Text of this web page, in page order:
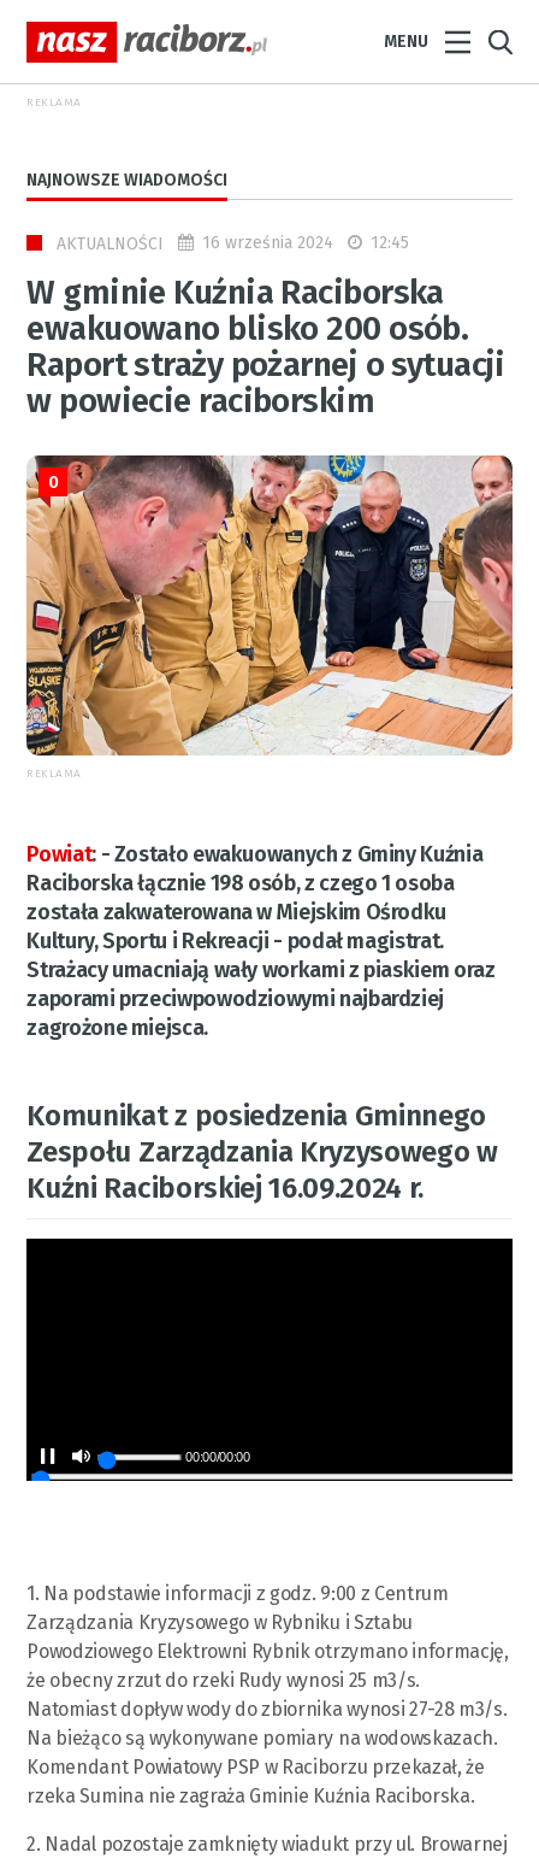
MENU
REKLAMA
NAJNOWSZE WIADOMOŚCI
AKTUALNOŚCI 16 września 2024 12:45
W gminie Kuźnia Raciborska
ewakuowano blisko 200 osób.
Raport straży pożarnej o sytuacji
w powiecie raciborskim
0
REKLAMA
Powiat: - Zostało ewakuowanych z Gminy Kuźnia
Raciborska łącznie 198 osób, z czego 1 osoba
została zakwaterowana w Miejskim Ośrodku
Kultury, Sportu i Rekreacji - podał magistrat.
Strażacy umacniają wały workami z piaskiem oraz
zaporami przeciwpowodziowymi najbardziej
zagrożone miejsca.
Komunikat z posiedzenia Gminnego
Zespołu Zarządzania Kryzysowego w
Kuźni Raciborskiej 16.09.2024 r.
00:00/00:00
1. Na podstawie informacji z godz. 9:00 z Centrum
Zarządzania Kryzysowego w Rybniku i Sztabu
Powodziowego Elektrowni Rybnik otrzymano informację,
że obecny zrzut do rzeki Rudy wynosi 25 m3/s.
Natomiast dopływ wody do zbiornika wynosi 27-28 m3/s.
Na bieżąco są wykonywane pomiary na wodowskazach.
Komendant Powiatowy PSP w Raciborzu przekazał, że
rzeka Sumina nie zagraża Gminie Kuźnia Raciborska.
2. Nadal pozostaje zamknięty wiadukt przy ul. Browarnej